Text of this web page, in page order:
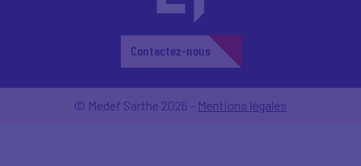
Contactez-nous
© Medef Sarthe 2026 - Mentions légales